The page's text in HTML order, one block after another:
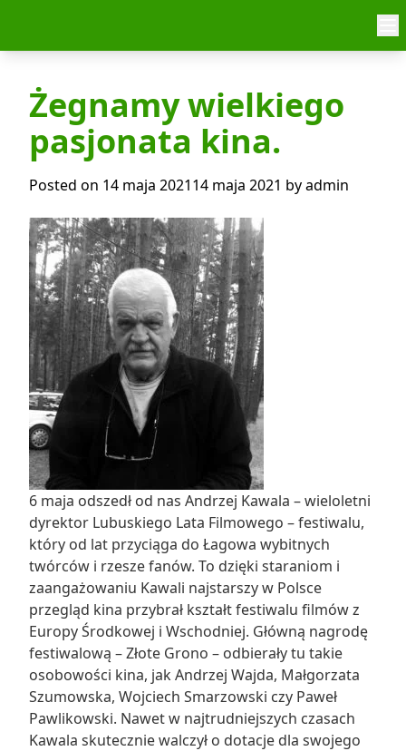
Żegnamy wielkiego
pasjonata kina.
Posted on 14 maja 202114 maja 2021 byadmin
6 maja odszedł od nas Andrzej Kawala – wieloletni
dyrektor Lubuskiego Lata Filmowego – festiwalu,
który od lat przyciąga do Łagowa wybitnych
twórców i rzesze fanów. To dzięki staraniom i
zaangażowaniu Kawali najstarszy w Polsce
przegląd kina przybrał kształt festiwalu filmów z
Europy Środkowej i Wschodniej. Główną nagrodę
festiwalową – Złote Grono – odbierały tu takie
osobowości kina, jak Andrzej Wajda, Małgorzata
Szumowska, Wojciech Smarzowski czy Paweł
Pawlikowski. Nawet w najtrudniejszych czasach
Kawala skutecznie walczył o dotacje dla swojego